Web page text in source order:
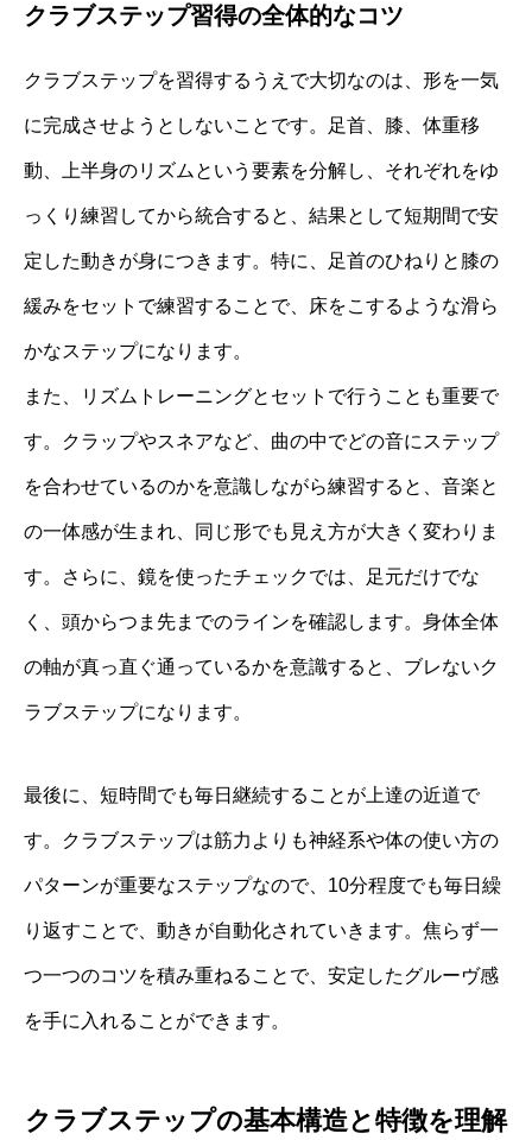
クラブステップ習得の全体的なコツ
クラブステップを習得するうえで大切なのは、形を一気
に完成させようとしないことです。足首、膝、体重移
動、上半身のリズムという要素を分解し、それぞれをゆ
っくり練習してから統合すると、結果として短期間で安
定した動きが身につきます。特に、足首のひねりと膝の
緩みをセットで練習することで、床をこするような滑ら
かなステップになります。
また、リズムトレーニングとセットで行うことも重要で
す。クラップやスネアなど、曲の中でどの音にステップ
を合わせているのかを意識しながら練習すると、音楽と
の一体感が生まれ、同じ形でも見え方が大きく変わりま
す。さらに、鏡を使ったチェックでは、足元だけでな
く、頭からつま先までのラインを確認します。身体全体
の軸が真っ直ぐ通っているかを意識すると、ブレないク
ラブステップになります。
最後に、短時間でも毎日継続することが上達の近道で
す。クラブステップは筋力よりも神経系や体の使い方の
パターンが重要なステップなので、10分程度でも毎日繰
り返すことで、動きが自動化されていきます。焦らず一
つ一つのコツを積み重ねることで、安定したグルーヴ感
を手に入れることができます。
クラブステップの基本構造と特徴を理解